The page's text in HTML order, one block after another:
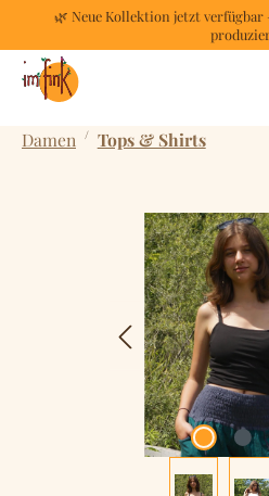
Zum Hauptinhalt springen
🌿 Neue Kollektion jetzt
Damen / Tops & Shirts
Bildergalerie